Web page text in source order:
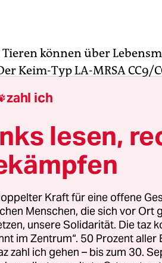
können über
Keim-Typ LA-MRSA CC9/
(BfR)
war nicht beobachtet
übertragen wurde. LA-
zufolge aus Ställen
dass der
von Keimen
bekämpfen lassen.
die menschliche
zahl ich
lesen,
Kraft für eine offene
Menschen, die sich vor Ort
unsere Solidarität. Die taz
im Zentrum“. 50 Prozent
zahl ich gehen – bis zum 30.